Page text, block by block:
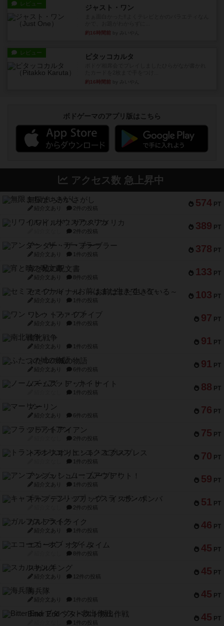
レビュー ジャスト・ワン
約16時間前
レビュー ピタッコカルタ
約16時間前
ボドゲーマのアプリ版はこちら
アクセス数 急上昇中
574 PT
無限まちがいさがし
紹介文あり 2件の投稿
389 PT
リワイルド：サウスアメリカ
2件の投稿
378 PT
アンダー・ザ・テーブラー
紹介文あり 1件の投稿
133 PT
宵と暁の呪文書
紹介文あり 8件の投稿
103 PT
セミファイナル ～お前はまだ生きている～
紹介文あり 1件の投稿
97 PT
ワン・トゥ・ファイブ
紹介文あり 1件の投稿
91 PT
南北戦争
紹介文あり 1件の投稿
91 PT
ふたつの城の物語
紹介文あり 6件の投稿
88 PT
ノームズ・アット・ナイト
1件の投稿
76 PT
マーリン
紹介文あり 6件の投稿
75 PT
フラットアイアン
2件の投稿
70 PT
トランスオリエント・エクスプレス
1件の投稿
59 PT
アンブッシュ！：ムーブアウト！
紹介文あり 1件の投稿
51 PT
キャプテン・フリップ：イスラ・ボンバ
2件の投稿
46 PT
ガルフストライク
紹介文あり 1件の投稿
45 PT
エコーズ・オブ・タイム
8件の投稿
45 PT
スカルキング
紹介文あり 12件の投稿
45 PT
海兵隊
紹介文あり 1件の投稿
45 PT
Bitter End ブタペスト救出作戦
1件の投稿